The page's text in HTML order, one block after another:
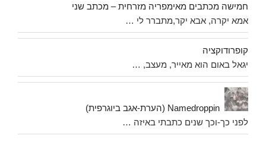
חמישה מכתבים מאימפריה מזרחית – מכתב שני
אמא יקרה, אבא יקר,מתברר לי …
קופרודוקציה
יגאל באום הוא מאייר, מעצב, …
Namedropping (הערת-אגב ביוגרפית)
לפני כך-וכך שנים כתבתי באיזה …